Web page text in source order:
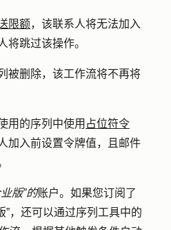
限额，该联系人将无法加入
将跳过该操作。
被删除，该工作流将不再将
用的序列中使用 占位符令
加入前设置令牌值，且邮件
业版”的账户。如果您订阅 了
”， 还可以通过序列工具中的